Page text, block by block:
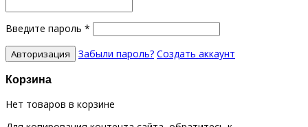
Введите пароль *
Забыли пароль? Создать аккаунт
Корзина
Нет товаров в корзине